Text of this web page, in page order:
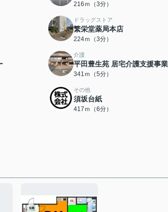
216ｍ（3分）
ドラッグストア
繁栄堂薬局本店
224ｍ（3分）
介護
平田豊生苑 居宅介護支援事
341ｍ（5分）
その他
須坂台紙
417ｍ（6分）